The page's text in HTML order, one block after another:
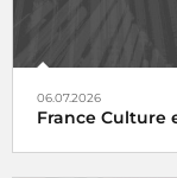
06.07.2026
France Culture